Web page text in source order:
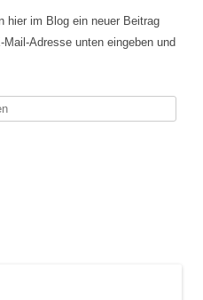
hier im Blog ein neuer Beitrag
Adresse unten eingeben und